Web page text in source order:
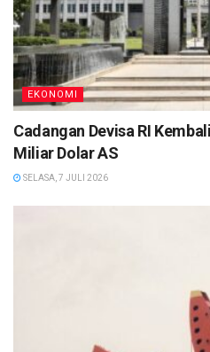
EKONOMI
Cadangan Devisa RI
Miliar Dolar AS
SELASA, 7 JULI 2026